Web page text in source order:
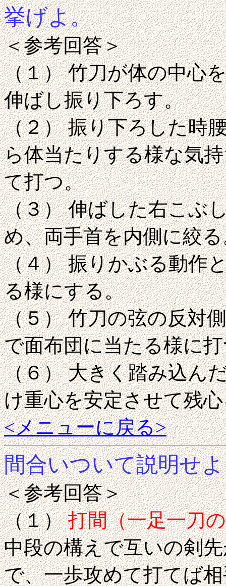
挙げよ。
＜参考回答＞
（１） 竹刀が体の中心
伸ばし振り下ろす。
（２） 振り下ろした時
ら体当たりする様な気
て打つ。
（３） 伸ばした右こぶ
め、両手首を内側に絞
（４） 振りかぶる動作
る様にする。
（５） 竹刀の弦の反対
で面布団に当たる様に
（６） 大きく踏み込ん
け重心を安定させて残
<メニューに戻る>
間合いついて説明せ
＜参考回答＞
（１）打間（一足一刀
中段の構えで互いの剣
で、一歩攻めて打てば